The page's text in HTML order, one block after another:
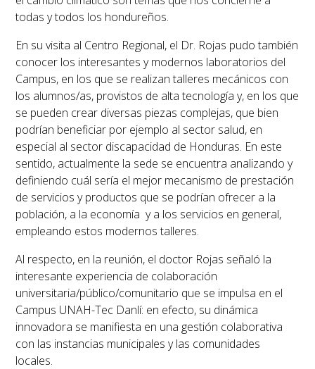
todas y todos los hondureños.
En su visita al Centro Regional, el Dr. Rojas pudo también
conocer los interesantes y modernos laboratorios del
Campus, en los que se realizan talleres mecánicos con
los alumnos/as, provistos de alta tecnología y, en los que
se pueden crear diversas piezas complejas, que bien
podrían beneficiar por ejemplo al sector salud, en
especial al sector discapacidad de Honduras. En este
sentido, actualmente la sede se encuentra analizando y
definiendo cuál sería el mejor mecanismo de prestación
de servicios y productos que se podrían ofrecer a la
población, a la economía y a los servicios en general,
empleando estos modernos talleres.
Al respecto, en la reunión, el doctor Rojas señaló la
interesante experiencia de colaboración
universitaria/público/comunitario que se impulsa en el
Campus UNAH-Tec Danlí: en efecto, su dinámica
innovadora se manifiesta en una gestión colaborativa
con las instancias municipales y las comunidades
locales.